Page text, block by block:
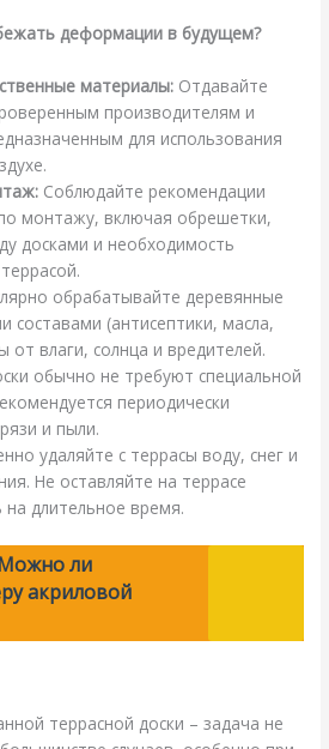
деформации в будущем?
материалы: Отдавайте
производителям и
для использования
Соблюдайте рекомендации
монтажу, включая обрешетки,
досками и необходимость
обрабатывайте деревянные
составами (антисептики, масла,
от влаги, солнца и вредителей.
обычно не требуют специальной
периодически
и пыли.
удаляйте с террасы воду, снег и
Не оставляйте на террасе
длительное время.
ли
акриловой
террасной доски – задача не